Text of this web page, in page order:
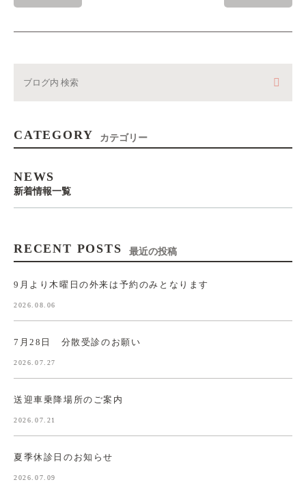
CATEGORY カテゴリー
NEWS
新着情報一覧
RECENT POSTS 最近の投稿
9月より木曜日の外来は予約のみとなります
2026.08.06
7月28日 分散受診のお願い
2026.07.27
送迎車乗降場所のご案内
2026.07.21
夏季休診日のお知らせ
2026.07.09